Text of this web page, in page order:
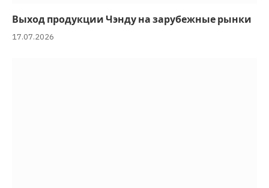
Выход продукции Чэнду на зарубежные рынки
17.07.2026